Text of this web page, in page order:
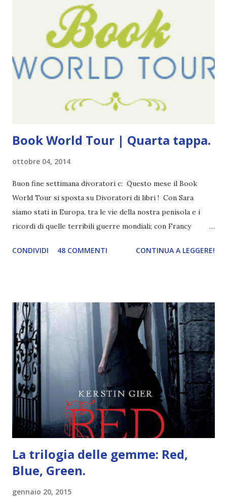
cinque anni e non sono pochi . Il blog è praticamente
l'unica cosa della mia vita che ho continuato con costanza
(più o meno) e non come le tremila cose che inizio per poi
lasciare a metà. Tra l'altro ripenso a circa un anno e mezzo
fa, quando non sapevo più che farmene di D ivoratori di
che potessi fare. All'inizio non avevo idea che il ...
Book World Tour | Quarta tappa.
ottobre 04, 2014
Buon fine settimana divoratori c: Questo mese il Book
World Tour si sposta su Divoratori di libri ! Con Sara
siamo stati in Europa, tra le vie della nostra penisola e i
ricordi di quelle terribili guerre mondiali; con Francy
abbiamo vagato nella savana. Ora preparate le valigie che si
obiettivi! OBIETTIVI Iniziamo con un obiettivo facile facile:
un libro ambientato in Australia . Mare, mare, mare !
L'Oceania è circondata dal mare! Un libro nel quale il mare è
l'elemento fondamentale. Un libro sulle sirene, un libro con
protagonisti dei surfisti.. un libro importante nella storia
della letteratura australiana, neozelandese, ecc . l'Oceania
è ricca di natura! Leggete un libro con una cover molto, ...
CONDIVIDI 48 COMMENTI CONTINUA A LEGGERE!
La trilogia delle gemme: Red,
Blue, Green.
gennaio 20, 2015